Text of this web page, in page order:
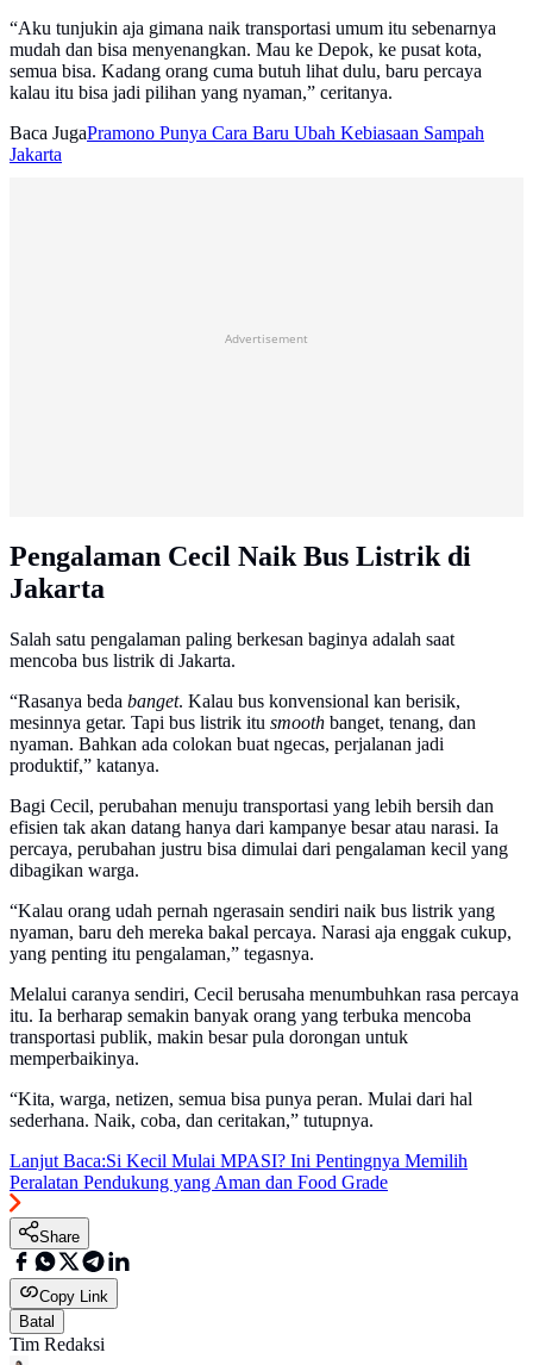
“Aku tunjukin aja gimana naik transportasi umum itu sebenarnya
mudah dan bisa menyenangkan. Mau ke Depok, ke pusat kota,
semua bisa. Kadang orang cuma butuh lihat dulu, baru percaya
kalau itu bisa jadi pilihan yang nyaman,” ceritanya.
Baca JugaPramono Punya Cara Baru Ubah Kebiasaan Sampah
Jakarta
Advertisement
Pengalaman Cecil Naik Bus Listrik di
Jakarta
Salah satu pengalaman paling berkesan baginya adalah saat
mencoba bus listrik di Jakarta.
“Rasanya beda banget. Kalau bus konvensional kan berisik,
mesinnya getar. Tapi bus listrik itu smooth banget, tenang, dan
nyaman. Bahkan ada colokan buat ngecas, perjalanan jadi
produktif,” katanya.
Bagi Cecil, perubahan menuju transportasi yang lebih bersih dan
efisien tak akan datang hanya dari kampanye besar atau narasi. Ia
percaya, perubahan justru bisa dimulai dari pengalaman kecil yang
dibagikan warga.
“Kalau orang udah pernah ngerasain sendiri naik bus listrik yang
nyaman, baru deh mereka bakal percaya. Narasi aja enggak cukup,
yang penting itu pengalaman,” tegasnya.
Melalui caranya sendiri, Cecil berusaha menumbuhkan rasa percaya
itu. Ia berharap semakin banyak orang yang terbuka mencoba
transportasi publik, makin besar pula dorongan untuk
memperbaikinya.
“Kita, warga, netizen, semua bisa punya peran. Mulai dari hal
sederhana. Naik, coba, dan ceritakan,” tutupnya.
Lanjut Baca:Si Kecil Mulai MPASI? Ini Pentingnya Memilih
Peralatan Pendukung yang Aman dan Food Grade
Share
Copy Link
Batal
Tim Redaksi